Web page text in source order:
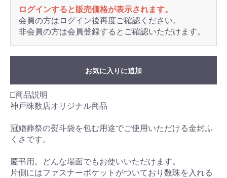
ログインすると販売価格が表示されます。
会員の方はログイン後再度ご確認ください。
非会員の方は会員登録するとご確認いただけます。
お気に入りに追加
□商品説明
神戸珠数店オリジナル商品
冠婚葬祭の熨斗袋を包む用途でご使用いただける金封ふ
くさです。
慶弔用。どんな場面でもお使いいただけます。
片側にはファスナーポケットがついており数珠を入れる